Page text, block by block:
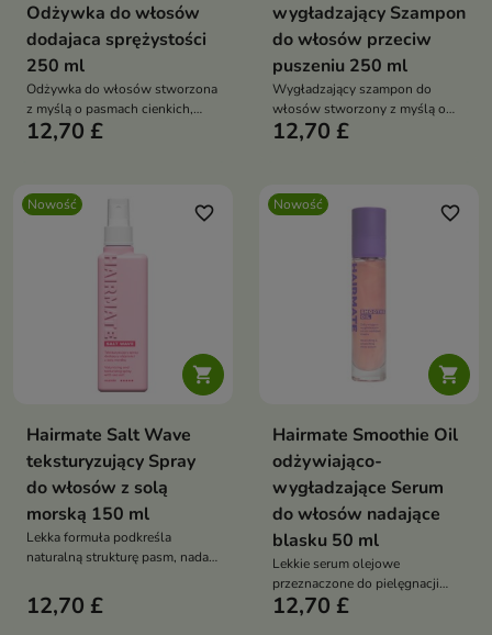
Odżywka do włosów
dodajaca sprężystości
250 ml
Odżywka do włosów stworzona
z myślą o pasmach cienkich,
delikatnych i pozbawionych
12,70 £
wygładzający Szampon
do włosów przeciw
puszeniu 250 ml
Wygładzający szampon do
włosów stworzony z myślą o
pasmach niesfornych, suchych i
12,70 £
Nowość

favorite_border
Hairmate Salt Wave
teksturyzujący Spray
do włosów z solą
morską 150 ml
Lekka formuła podkreśla
naturalną strukturę pasm, nadaje
zapewnia swobodny, lekko
niedbały wygląd fryzury.
12,70 £
Nowość

favorite_border
Hairmate Smoothie Oil
odżywiająco-
wygładzające Serum
do włosów nadające
blasku 50 ml
Lekkie serum olejowe
przeznaczone do pielęgnacji
włosów wymagających
12,70 £